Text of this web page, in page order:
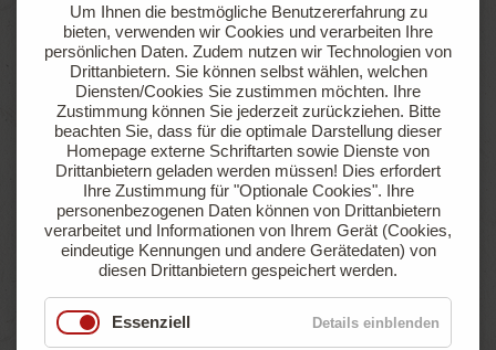
sowie einer Gasanschlussmöglichkeit
Jetzt anfragen Online buchen
ab
€ 47,90
pro Nacht
Um Ihnen die bestmögliche Benutzererfahrung zu
bieten, verwenden wir Cookies und verarbeiten Ihre
persönlichen Daten. Zudem nutzen wir Technologien von
Drittanbietern. Sie können selbst wählen, welchen
Diensten/Cookies Sie zustimmen möchten. Ihre
Zustimmung können Sie jederzeit zurückziehen. Bitte
beachten Sie, dass für die optimale Darstellung dieser
Homepage externe Schriftarten sowie Dienste von
Drittanbietern geladen werden müssen! Dies erfordert
Ihre Zustimmung für "Optionale Cookies". Ihre
personenbezogenen Daten können von Drittanbietern
verarbeitet und Informationen von Ihrem Gerät (Cookies,
eindeutige Kennungen und andere Gerätedaten) von
diesen Drittanbietern gespeichert werden.
Essenziell Details einblenden